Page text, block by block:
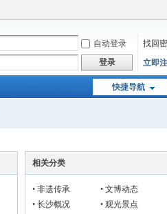
自动登录
找回
登录 立即
快捷导航
相关分类
• 非遗传承 • 文博动态
• 长沙概况 • 观光景点